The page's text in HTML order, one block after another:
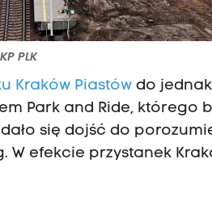
PLK
Kraków Piastów do
Park and Ride, którego
się dojść do
efekcie przystanek